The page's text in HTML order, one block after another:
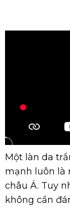
Một làn da
mạnh luôn là
châu Á. Tuy
không cần